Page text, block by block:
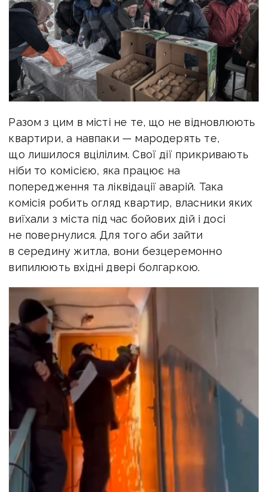
Разом з цим в місті не те, що не відновлюють
квартири, а навпаки — мародерять те,
що лишилося вцілілим. Свої дії прикривають
ніби то комісією, яка працює на
попередження та ліквідації аварій. Така
комісія робить огляд квартир, власники яких
виїхали з міста під час бойових дій і досі
не повернулися. Для того аби зайти
в середину житла, вони безцеремонно
випилюють вхідні двері болгаркою.